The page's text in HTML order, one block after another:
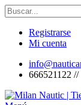
Registrarse
Mi cuenta
666521122